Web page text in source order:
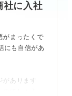
社に入社
がまったくで
にも自信があ
があります
でしょう